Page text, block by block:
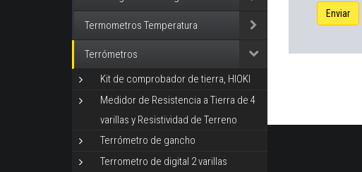
Termometros Temperatura
Terrómetros
Kit de comprobador de tierra, HIOKI
Medidor de Resistencia a Tierra de 4
varillas y Resistividad de Terreno
Terrómetro de gancho
Terrometro de digital 2 varillas
Enviar